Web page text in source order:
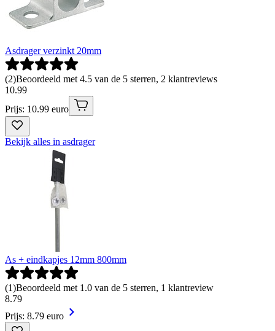
Asdrager verzinkt 20mm
(2)Beoordeeld met 4.5 van de 5 sterren, 2 klantreviews
10.99
Prijs: 10.99 euro
Bekijk alles in asdrager
As + eindkapjes 12mm 800mm
(1)Beoordeeld met 1.0 van de 5 sterren, 1 klantreview
8.79
Prijs: 8.79 euro